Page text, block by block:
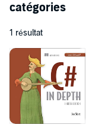
catégories
1 résultat